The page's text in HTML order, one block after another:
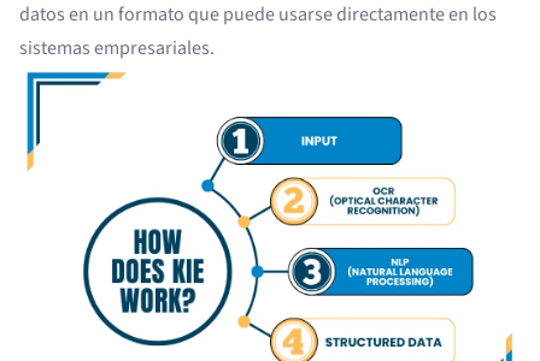
datos en un formato que puede usarse directamente en los
sistemas empresariales.